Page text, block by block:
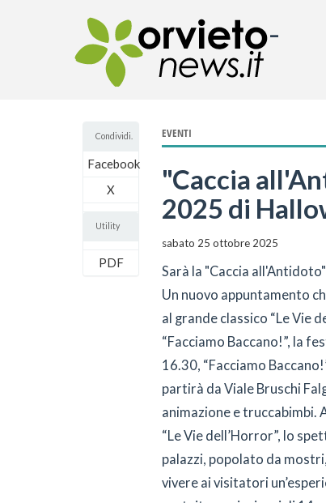
-
Condividi.
Facebook
X
Utility
PDF
EVENTI
"Caccia
2025 di
sabato 25 ottobre 2025
Sarà la "Caccia
Un nuovo appuntamento
al grande classico “Le Vie
“Facciamo Baccano!”, la
16.30, “Facciamo
partirà da Viale Bruschi
animazione e truccabimbi.
“Le Vie dell’Horror”, lo
palazzi, popolato da
vivere ai visitatori